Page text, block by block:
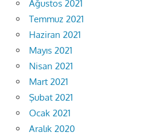
Ağustos 2021
Temmuz 2021
Haziran 2021
Mayıs 2021
Nisan 2021
Mart 2021
Şubat 2021
Ocak 2021
Aralık 2020